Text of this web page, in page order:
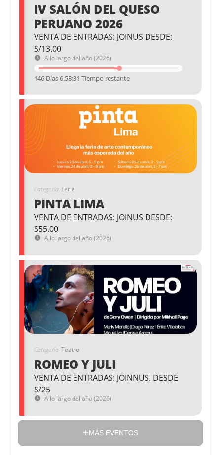
IV SALÓN DEL QUESO
PERUANO 2026
VENTA DE ENTRADAS: JOINUS DESDE:
S/13.00
A lo largo del año (2026)
146 Días 6:58:31 Tiempo restante
Categoría Feria
PINTA LIMA
VENTA DE ENTRADAS: JOINUS DESDE:
S55.00
A lo largo del año (2026)
Categoría Teatro
ROMEO Y JULI
VENTA DE ENTRADAS: JOINNUS. DESDE
S/25
A lo largo del año (2026)
MÁS EVENTOS